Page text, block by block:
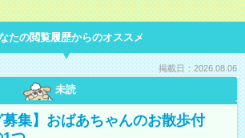
たの閲覧履歴からのオススメ
掲載日：2026.08.06
未読
募集】おばあちゃんのお散歩付